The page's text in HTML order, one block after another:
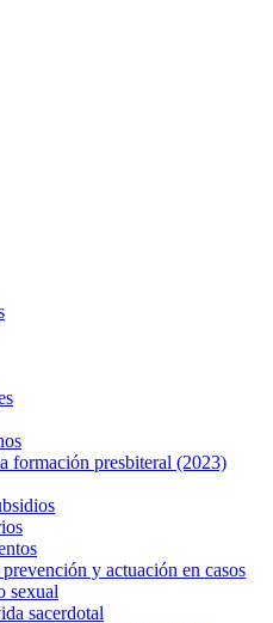
formación presbiteral (2023)
y actuación en casos
sexual
sacerdotal